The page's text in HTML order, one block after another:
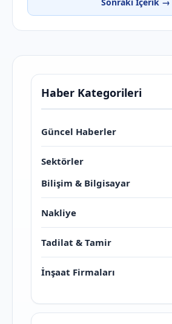
Sonraki İçerik →
Haber Kategorileri
Güncel Haberler
Sektörler
Bilişim & Bilgisayar
Nakliye
Tadilat & Tamir
İnşaat Firmaları